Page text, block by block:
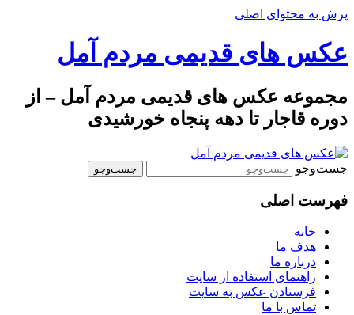
پرش به محتوای اصلی
عکس های قدیمی مردم آمل
مجموعه عکس های قدیمی مردم آمل – از
دوره قاجار تا دهه پنجاه خورشیدی
جست‌وجو
فهرست اصلی
خانه
هدف ما
درباره ما
راهنمای استفاده از سایت
فرستادن عکس به سایت
تماس با ما